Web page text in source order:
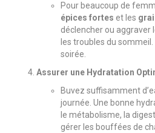
Pour beaucoup de
épices fortes et les
déclencher ou
les troubles du
soirée.
Assurer une Hydratation
Buvez suffisamment
journée. Une bonne
le métabolisme, la
gérer les bouffées de